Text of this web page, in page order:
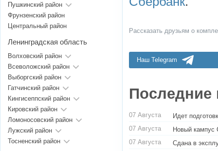
Рассказать друзьям о
Наш Telegram
Последние
07 Августа
Идет
07 Августа
Новый кампус
07 Августа
Сдана в
Пушкинский район
Фрунзенский район
Центральный район
Ленинградская область
Волховский район
Всеволожский район
Выборгский район
Гатчинский район
Кингисеппский район
Кировский район
Ломоносовский район
Лужский район
Тосненский район